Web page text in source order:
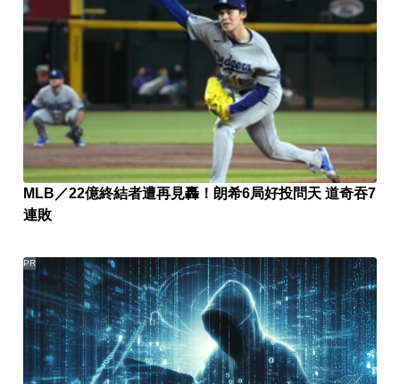
MLB／22億終結者遭再見轟！朗希6局好投問天 道奇吞7
連敗
PR